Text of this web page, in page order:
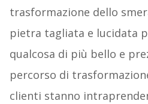
trasformazione dello
pietra tagliata e lucidata
qualcosa di più bello e
percorso di
clienti stanno